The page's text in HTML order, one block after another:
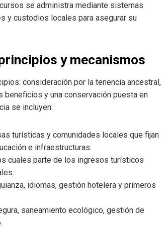
se administra mediante sistemas
y custodios locales para asegurar su
y mecanismos
consideración por la tenencia ancestral,
y una conservación puesta en
se incluyen:
turísticas y comunidades locales que fijan
e infraestructuras.
cuales parte de los ingresos turísticos
idiomas, gestión hotelera y primeros
saneamiento ecológico, gestión de